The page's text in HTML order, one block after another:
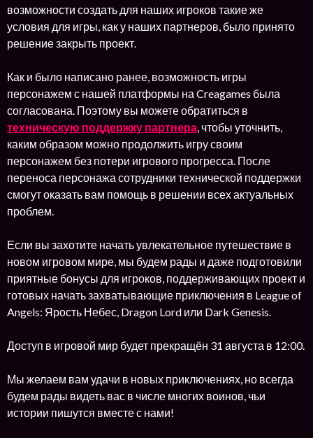
возможности создать для наших игроков такие же
условия для игры, как у наших партнеров, было принято
решение закрыть проект.
Как и было написано ранее, возможность игры
персонажем с нашей платформы на Creagames была
согласована. Поэтому вы можете обратиться в
техническую поддержку партнера, чтобы уточнить,
каким образом можно продолжить игру своим
персонажем без потери игрового прогресса. После
переноса персонажа сотрудники технической поддержки
смогут оказать вам помощь в решении всех актуальных
проблем.
Если вы захотите начать увлекательное путешествие в
новом игровом мире, мы будем рады и даже подготовили
приятные бонусы для игроков, поддерживающих проект и
готовых начать захватывающие приключения в League of
Angels: Ярость Небес, Dragon Lord или Dark Genesis.
Доступ в игровой мир будет прекращён 31 августа в 12:00.
Мы желаем вам удачи в новых приключениях, но всегда
будем рады видеть вас в числе многих воинов, чьи
истории пишутся вместе с нами!